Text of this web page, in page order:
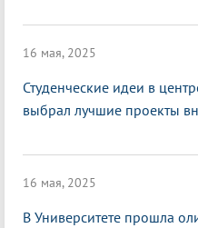
16 мая, 2025
Студенческие идеи в
выбрал лучшие проекты
16 мая, 2025
В Университете прошла